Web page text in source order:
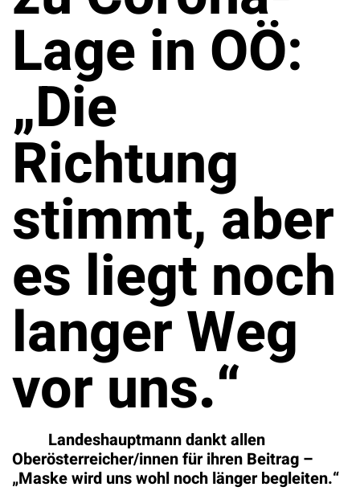
Lage in OÖ:
„Die
Richtung
stimmt, aber
es liegt noch
langer Weg
vor uns.“
Landeshauptmann dankt allen
Oberösterreicher/innen für ihren Beitrag –
„Maske wird uns wohl noch länger begleiten.“